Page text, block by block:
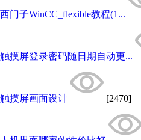
西门子WinCC_flexible教程(1...
触摸屏登录密码随日期自动更...
触摸屏画面设计 [2470]